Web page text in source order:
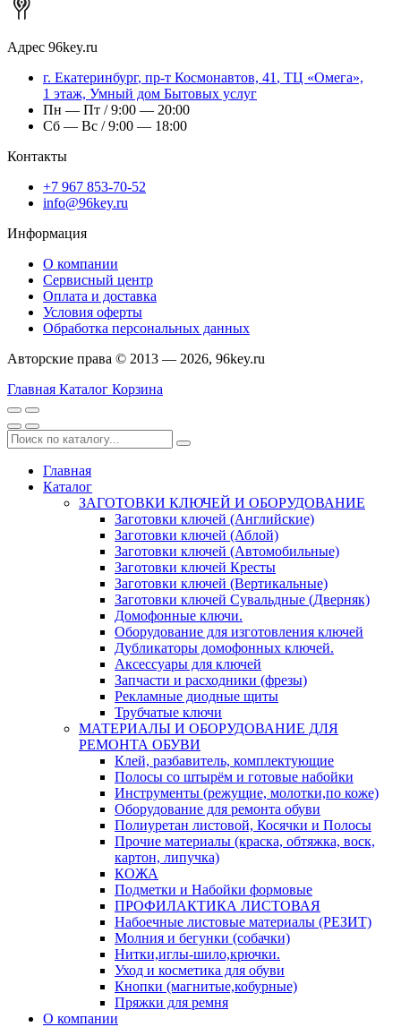
Адрес 96key.ru
г. Екатеринбург, пр-т Космонавтов, 41, ТЦ «Омега»,
1 этаж, Умный дом Бытовых услуг
Пн — Пт / 9:00 — 20:00
Сб — Вс / 9:00 — 18:00
Контакты
+7 967 853-70-52
info@96key.ru
Информация
О компании
Сервисный центр
Оплата и доставка
Условия оферты
Обработка персональных данных
Авторские права © 2013 — 2026, 96key.ru
Главная Каталог Корзина
Главная
Каталог
ЗАГОТОВКИ КЛЮЧЕЙ И ОБОРУДОВАНИЕ
Заготовки ключей (Английские)
Заготовки ключей (Аблой)
Заготовки ключей (Автомобильные)
Заготовки ключей Кресты
Заготовки ключей (Вертикальные)
Заготовки ключей Сувальдные (Дверняк)
Домофонные ключи.
Оборудование для изготовления ключей
Дубликаторы домофонных ключей.
Аксессуары для ключей
Запчасти и расходники (фрезы)
Рекламные диодные щиты
Трубчатые ключи
МАТЕРИАЛЫ И ОБОРУДОВАНИЕ ДЛЯ
РЕМОНТА ОБУВИ
Клей, разбавитель, комплектующие
Полосы со штырём и готовые набойки
Инструменты (режущие, молотки,по коже)
Оборудование для ремонта обуви
Полиуретан листовой, Косячки и Полосы
Прочие материалы (краска, обтяжка, воск,
картон, липучка)
КОЖА
Подметки и Набойки формовые
ПРОФИЛАКТИКА ЛИСТОВАЯ
Набоечные листовые материалы (РЕЗИТ)
Молния и бегунки (собачки)
Нитки,иглы-шило,крючки.
Уход и косметика для обуви
Кнопки (магнитые,кобурные)
Пряжки для ремня
О компании